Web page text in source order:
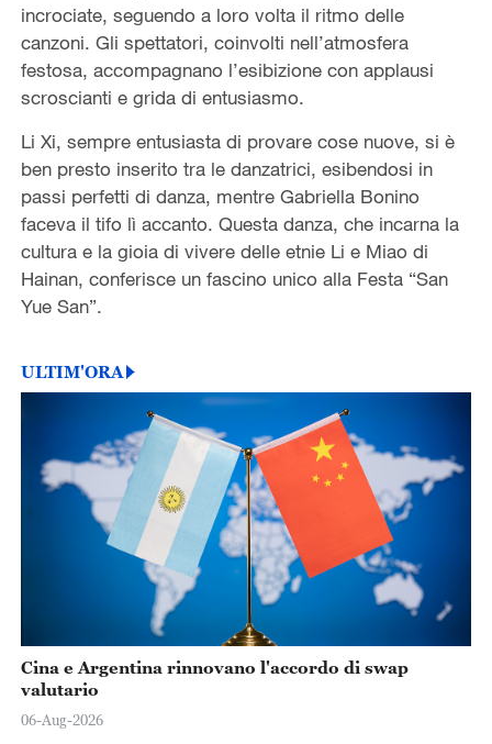
incrociate, seguendo a loro volta il ritmo delle
canzoni. Gli spettatori, coinvolti nell’atmosfera
festosa, accompagnano l’esibizione con applausi
scroscianti e grida di entusiasmo.
Li Xi, sempre entusiasta di provare cose nuove, si è
ben presto inserito tra le danzatrici, esibendosi in
passi perfetti di danza, mentre Gabriella Bonino
faceva il tifo lì accanto. Questa danza, che incarna la
cultura e la gioia di vivere delle etnie Li e Miao di
Hainan, conferisce un fascino unico alla Festa “San
Yue San”.
ULTIM'ORA
Cina e Argentina rinnovano l'accordo di swap
valutario
06-Aug-2026